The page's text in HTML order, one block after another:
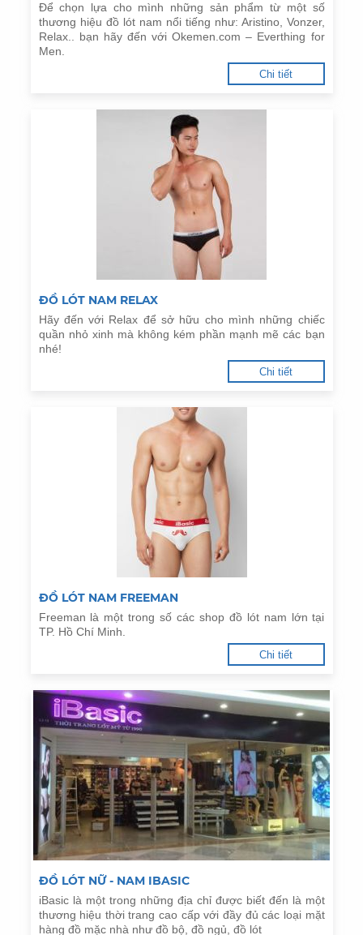
Để chọn lựa cho mình những sản phẩm từ một số
thương hiệu đồ lót nam nổi tiếng như: Aristino, Vonzer,
Relax.. bạn hãy đến với Okemen.com – Everthing for
Men.
Chi tiết
ĐỒ LÓT NAM RELAX
Hãy đến với Relax để sở hữu cho mình những chiếc
quần nhỏ xinh mà không kém phần mạnh mẽ các bạn
nhé!
Chi tiết
ĐỒ LÓT NAM FREEMAN
Freeman là một trong số các shop đồ lót nam lớn tại
TP. Hồ Chí Minh.
Chi tiết
ĐỒ LÓT NỮ - NAM IBASIC
iBasic là một trong những địa chỉ được biết đến là một
thương hiệu thời trang cao cấp với đầy đủ các loại mặt
hàng đồ mặc nhà như đồ bộ, đồ ngủ, đồ lót